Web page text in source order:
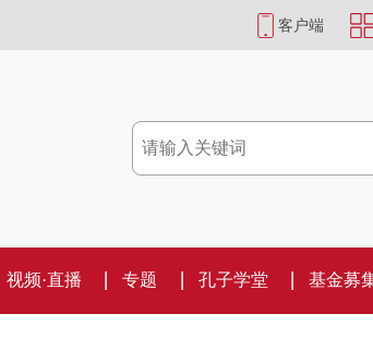
客户端
视频·直播 专题 孔子学堂 基金募